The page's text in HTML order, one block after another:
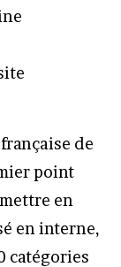
de
point
en
en interne,
catégories